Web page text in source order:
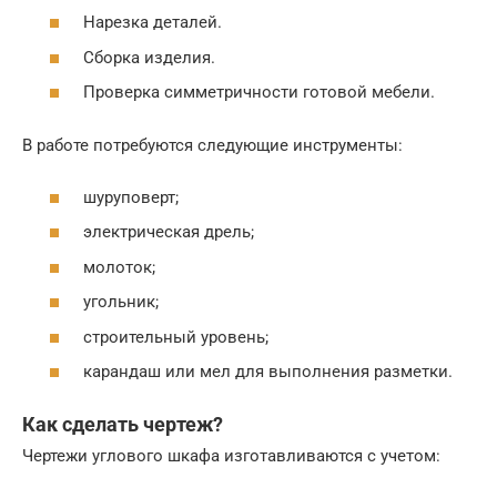
Нарезка деталей.
Сборка изделия.
Проверка симметричности готовой мебели.
В работе потребуются следующие инструменты:
шуруповерт;
электрическая дрель;
молоток;
угольник;
строительный уровень;
карандаш или мел для выполнения разметки.
Как сделать чертеж?
Чертежи углового шкафа изготавливаются с учетом: